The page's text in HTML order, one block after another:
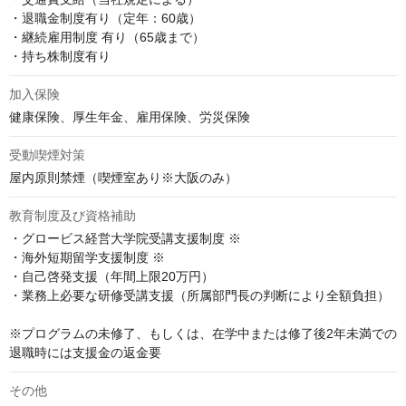
・退職金制度有り（定年：60歳）
・継続雇用制度 有り（65歳まで）
・持ち株制度有り
加入保険
健康保険、厚生年金、雇用保険、労災保険
受動喫煙対策
屋内原則禁煙（喫煙室あり※大阪のみ）
教育制度及び資格補助
・グロービス経営大学院受講支援制度 ※
・海外短期留学支援制度 ※
・自己啓発支援（年間上限20万円）
・業務上必要な研修受講支援（所属部門長の判断により全額負担）
※プログラムの未修了、もしくは、在学中または修了後2年未満での
退職時には支援金の返金要
その他